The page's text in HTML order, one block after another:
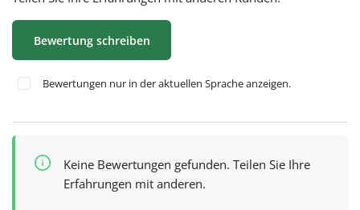
Bewertung schreiben
Bewertungen nur in der aktuellen Sprache anzeigen.
Keine Bewertungen gefunden. Teilen Sie Ihre
Erfahrungen mit anderen.